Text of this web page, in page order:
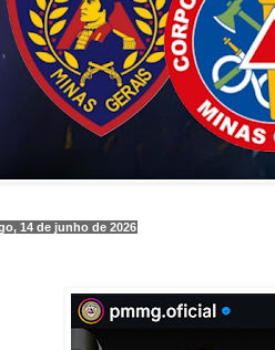
14 de junho de 2026